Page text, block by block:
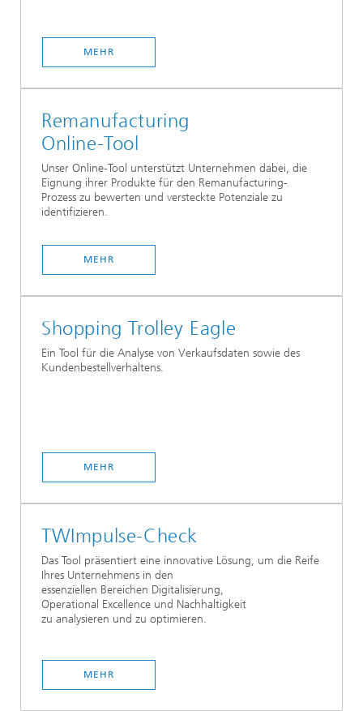
MEHR
Remanufacturing
Online-Tool
Unser Online-Tool unterstützt Unternehmen dabei, die
Eignung ihrer Produkte für den Remanufacturing-
Prozess zu bewerten und versteckte Potenziale zu
identifizieren.
MEHR
Shopping Trolley Eagle
Ein Tool für die Analyse von Verkaufsdaten sowie des
Kundenbestellverhaltens.
MEHR
TWImpulse-Check
Das Tool präsentiert eine innovative Lösung, um die Reife
Ihres Unternehmens in den
essenziellen Bereichen Digitalisierung,
Operational Excellence und Nachhaltigkeit
zu analysieren und zu optimieren.
MEHR